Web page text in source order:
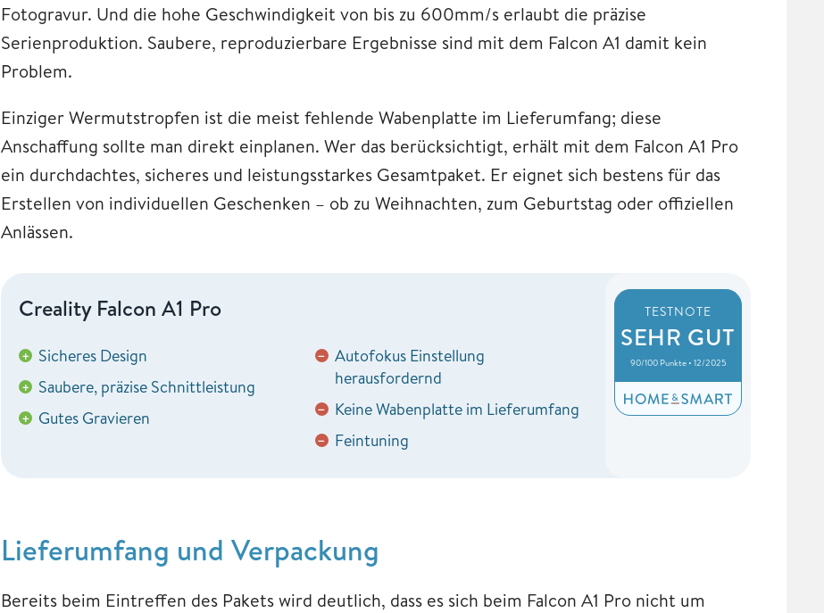
Fotogravur. Und die hohe Geschwindigkeit von bis zu 600mm/s erlaubt die präzise
Serienproduktion. Saubere, reproduzierbare Ergebnisse sind mit dem Falcon A1 damit kein
Problem.
Einziger Wermutstropfen ist die meist fehlende Wabenplatte im Lieferumfang; diese
Anschaffung sollte man direkt einplanen. Wer das berücksichtigt, erhält mit dem Falcon A1 Pro
ein durchdachtes, sicheres und leistungsstarkes Gesamtpaket. Er eignet sich bestens für das
Erstellen von individuellen Geschenken – ob zu Weihnachten, zum Geburtstag oder offiziellen
Anlässen.
Creality Falcon A1 Pro
+ Sicheres Design
+ Saubere, präzise Schnittleistung
+ Gutes Gravieren
− Autofokus Einstellung
herausfordernd
− Keine Wabenplatte im Lieferumfang
− Feintuning
TESTNOTE
SEHR GUT
90/100 Punkte • 12/2025
Lieferumfang und Verpackung
Bereits beim Eintreffen des Pakets wird deutlich, dass es sich beim Falcon A1 Pro nicht um